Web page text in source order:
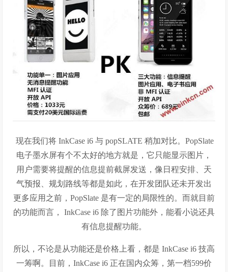
现在我们将 InkCase i6 与 popSLATE 稍加对比。PopSlate
电子墨水屏有个不太好的地方就是，它只能显示图片，
用户需要将提醒的信息提前截屏发送，像日程安排、天
气预报、规划路线等都是如此，在开发团队还未开发出
更多应用之前，PopSlate 是有一定的局限性的。而就目前
的功能而言， InkCase i6 除了图片功能外，能看小说还具
有信息提醒功能。
所以，不论是从功能还是价格上看，都是 InkCase i6 技高
一筹啊。目前，InkCase i6 正在国内众筹，第一档599价